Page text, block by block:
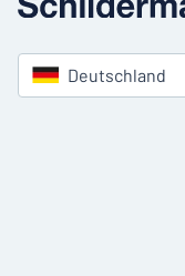
Deutschland